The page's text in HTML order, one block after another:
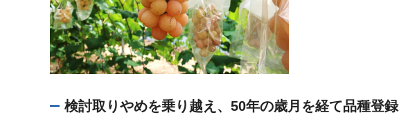
検討取りやめを乗り越え、50年の歳月を経て品種登録